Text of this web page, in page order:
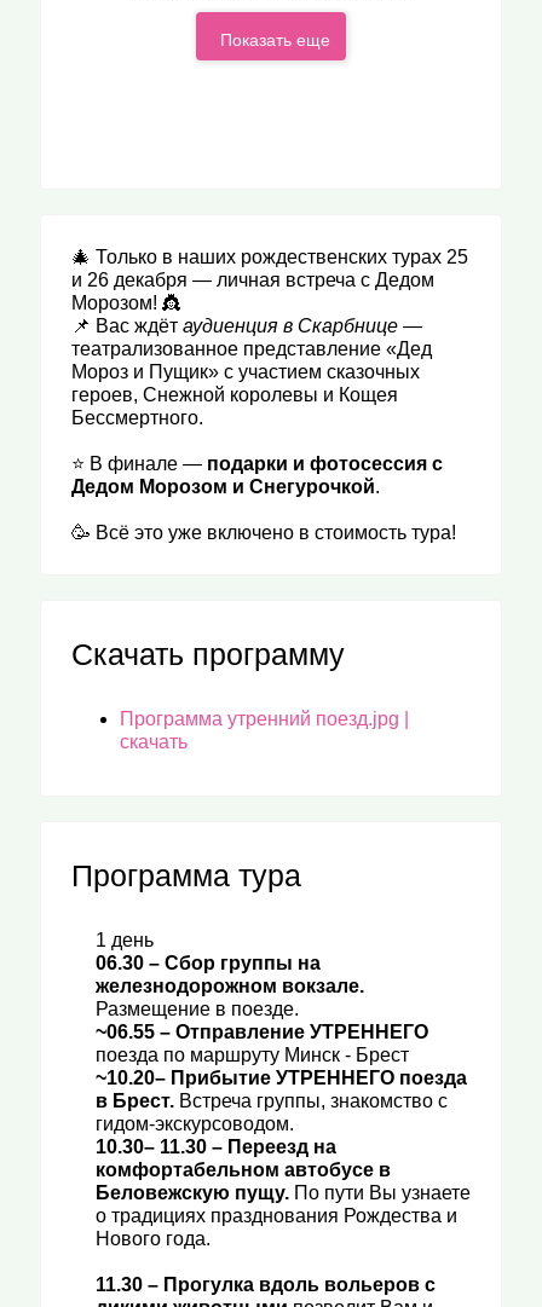
Показать еще
🎄 Только в наших рождественских турах 25
и 26 декабря — личная встреча с Дедом
Морозом! 👸
📌 Вас ждёт аудиенция в Скарбнице—
театрализованное представление «Дед
Мороз и Пущик» с участием сказочных
героев, Снежной королевы и Кощея
Бессмертного.
⭐ В финале — подарки и фотосессия с
Дедом Морозом и Снегурочкой.
🥳 Всё это уже включено в стоимость тура!
Скачать программу
Программа утренний поезд.jpg |
скачать
Программа тура
1 день
06.30– Сбор группы на
железнодорожном вокзале.
Размещение в поезде.
~06.55– Отправление УТРЕННЕГО
поезда по маршруту Минск - Брест
~10.20– Прибытие УТРЕННЕГО поезда
в Брест.Встреча группы, знакомство с
гидом-экскурсоводом.
10.30– 11.30– Переезд на
комфортабельном автобусе в
Беловежскую пущу.По пути Вы узнаете
о традициях празднования Рождества и
Нового года.
11.30– Прогулка вдоль вольеров с